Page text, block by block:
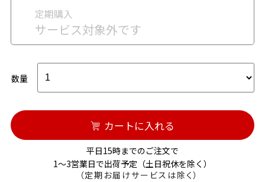
定期購入
サービス対象外です
数量
カートに入れる
平日15時までのご注文で
1～3営業日で出荷予定（土日祝休を除く）
（定期お届けサービスは除く）